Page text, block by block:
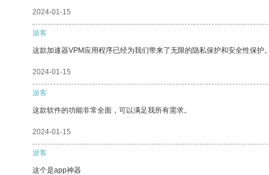
2024-01-15
游客
这款加速器VPM应用程序已经为我们带来了无限的隐私保护和安全性保护
2024-01-15
游客
这款软件的功能非常全面，可以满足我所有需求。
2024-01-15
游客
这个是app神器